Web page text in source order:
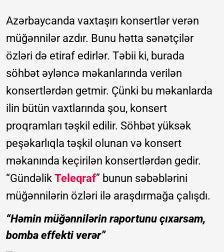
Azərbaycanda vaxtaşırı konsertlər verən
müğənnilər azdır. Bunu hətta sənətçilər
özləri də etiraf edirlər. Təbii ki, burada
söhbət əyləncə məkanlarında verilən
konsertlərdən getmir. Çünki bu məkanlarda
ilin bütün vaxtlarında şou, konsert
proqramları təşkil edilir. Söhbət yüksək
peşəkarlıqla təşkil olunan və konsert
məkanında keçirilən konsertlərdən gedir.
“Gündəlik Teleqraf” bunun səbəblərini
müğənnilərin özləri ilə araşdırmağa çalışdı.
“Həmin müğənnilərin raportunu çıxarsam,
bomba effekti verər”